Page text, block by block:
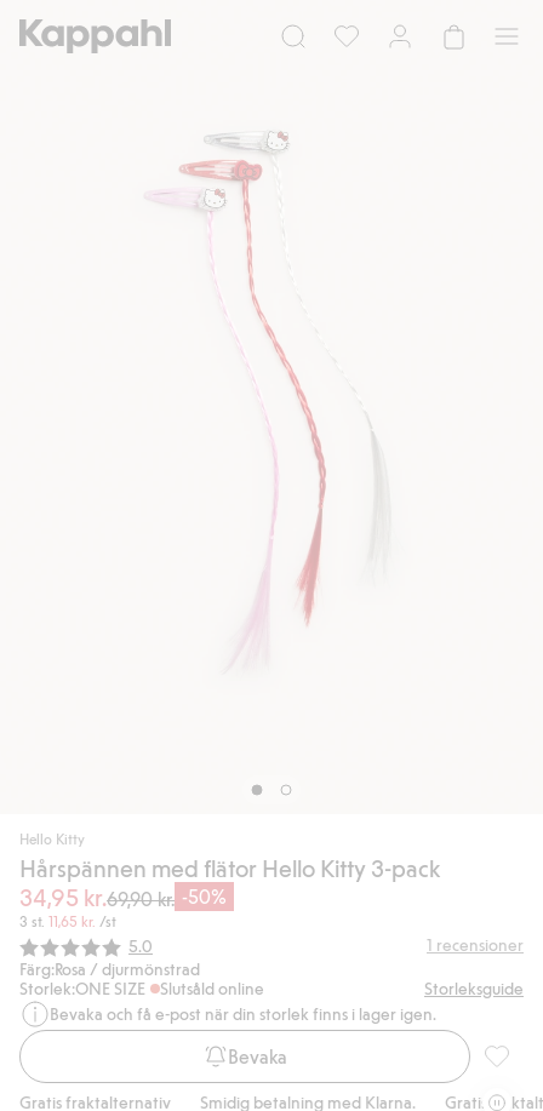
Hello Kitty
Hårspännen med flätor Hello Kitty 3-pack
34,95 kr.69,90 kr. -50%
3 st. 11,65 kr. /st
Snittbetyg:
5.0 1 recensioner
Färg:Rosa / djurmönstrad
Storlek:ONE SIZE Slutsåld online
Storleksguide
Bevaka och få e-post när din storlek finns i lager igen.
Bevaka
Gratis fraktalternativ Smidig betalning med Klarna.
Gratis